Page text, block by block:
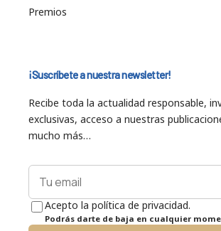
Premios
¡Suscríbete a nuestra newsletter!
Recibe toda la actualidad responsable,
exclusivas, acceso a nuestras
mucho más…
Acepto la política de privacidad.
Podrás darte de baja en cualquier